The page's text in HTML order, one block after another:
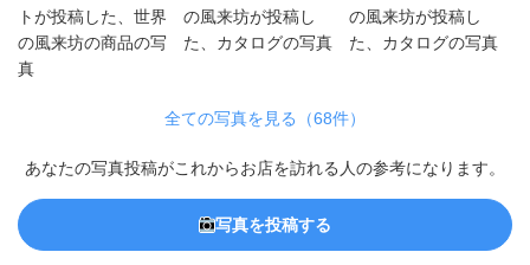
全ての写真を見る（68件）
あなたの写真投稿がこれからお店を訪れる人の参考になります。
写真を投稿する